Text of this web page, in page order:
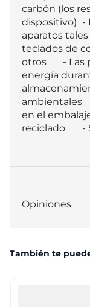
carbón (los
dispositivo)	 - Rendimiento duradero para
aparatos
teclados de
otros	 - Las pilas AA sin utilizar conservan su
energía
ambientales	 - El 85 % del cartón empleado
en el
Opiniones
También te